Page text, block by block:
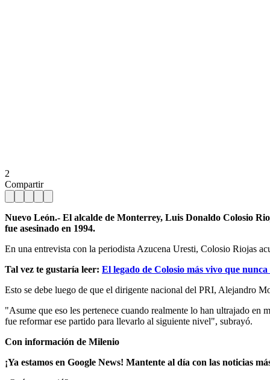
2
Compartir
Nuevo León.- El alcalde de Monterrey, Luis Donaldo Colosio
fue asesinado en 1994.
En una entrevista con la periodista Azucena Uresti, Colosio Riojas
Tal vez te gustaría leer: El legado de Colosio más vivo que
Esto se debe luego de que el dirigente nacional del PRI, Alejandro
"Asume que eso les pertenece cuando realmente lo han ultrajado
fue reformar ese partido para llevarlo al siguiente nivel", subrayó.
Con información de Milenio
¡Ya estamos en Google News! Mantente al día con las noticias